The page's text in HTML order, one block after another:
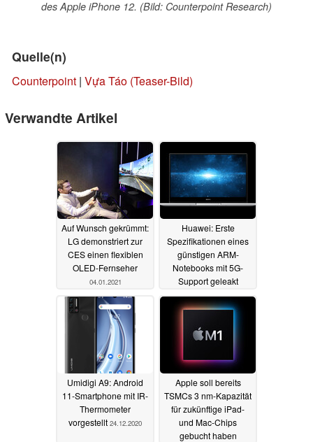
des Apple iPhone 12. (Bild: Counterpoint Research)
Quelle(n)
Counterpoint | Vựa Táo (Teaser-Bild)
Verwandte Artikel
Auf Wunsch gekrümmt:
LG demonstriert zur
CES einen flexiblen
OLED-Fernseher
04.01.2021
Huawei: Erste
Spezifikationen eines
günstigen ARM-
Notebooks mit 5G-
Support geleakt
28.12.2020
Umidigi A9: Android
11-Smartphone mit IR-
Thermometer
vorgestellt 24.12.2020
Apple soll bereits
TSMCs 3 nm-Kapazität
für zukünftige iPad-
und Mac-Chips
gebucht haben